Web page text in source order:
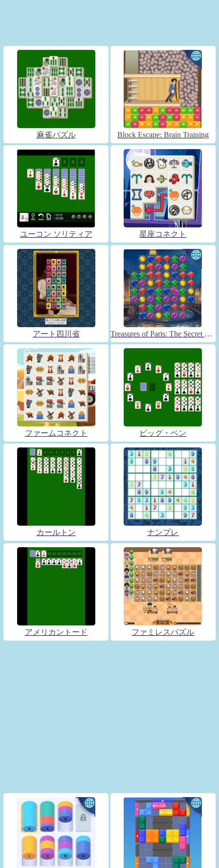
麻雀パズル Block Escape: Brain Training
ユーコン ソリティア 星座コネクト
アート四川省 Treasures of Paris: The Secret of Gems - Match 3
ファームコネクト ビッグ・ベン
カールトン ナンプレ
アメリカントード ファミレスパズル